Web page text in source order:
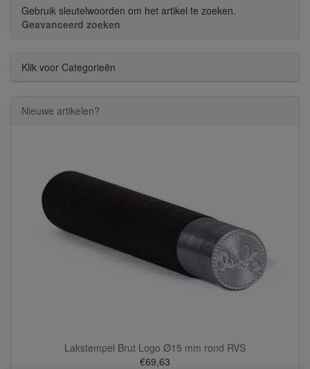
Gebruik sleutelwoorden om het artikel te zoeken.
Geavanceerd zoeken
Klik voor Categorieën
Nieuwe artikelen?
Lakstempel Brut Logo Ø15 mm rond RVS
€69,63